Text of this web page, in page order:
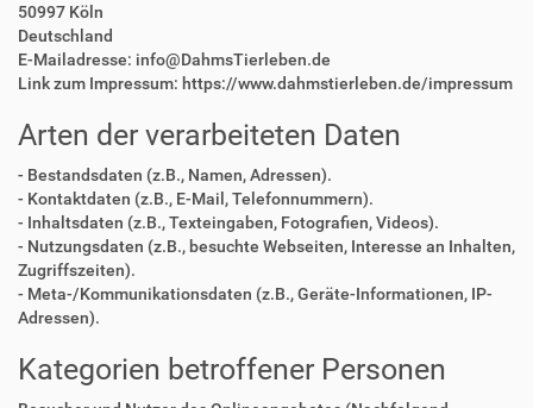
50997 Köln
Deutschland
E-Mailadresse: info@DahmsTierleben.de
Link zum Impressum: https://www.dahmstierleben.de/impressum
Arten der verarbeiteten Daten
- Bestandsdaten (z.B., Namen, Adressen).
- Kontaktdaten (z.B., E-Mail, Telefonnummern).
- Inhaltsdaten (z.B., Texteingaben, Fotografien, Videos).
- Nutzungsdaten (z.B., besuchte Webseiten, Interesse an Inhalten,
Zugriffszeiten).
- Meta-/Kommunikationsdaten (z.B., Geräte-Informationen, IP-
Adressen).
Kategorien betroffener Personen